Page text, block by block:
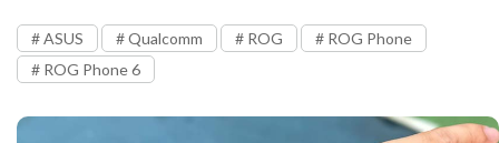
ASUS Qualcomm ROG
ROG Phone
ROG Phone 6